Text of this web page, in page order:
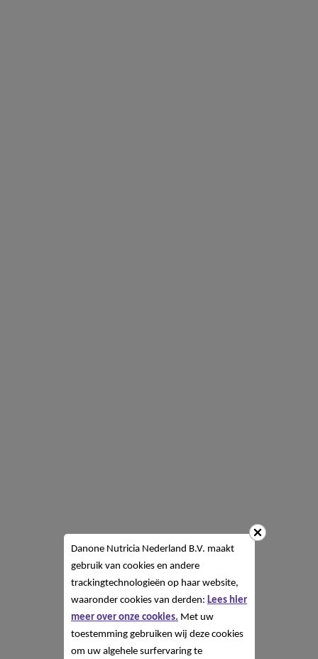
Danone Nutricia Nederland B.V. maakt
gebruik van cookies en andere
trackingtechnologieën op haar website,
waaronder cookies van derden: Lees hier
meer over onze cookies. Met uw
toestemming gebruiken wij deze cookies
om uw algehele surfervaring te